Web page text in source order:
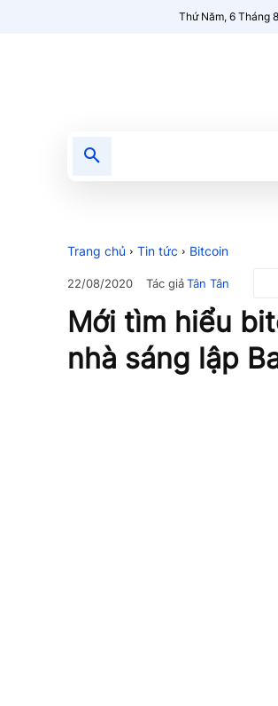
Thứ Năm, 6 Tháng
Trang chủ Tin tức Bitcoin
22/08/2020 Tác giảTân Tân
Mới tìm hiểu
nhà sáng lập